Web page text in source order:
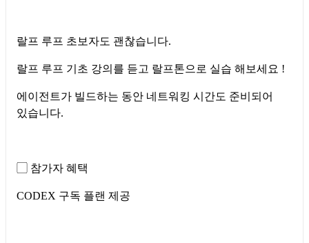
랄프 루프 초보자도 괜찮습니다.
랄프 루프 기초 강의를 듣고 랄프톤으로 실습 해보세요 !
에이전트가 빌드하는 동안 네트워킹 시간도 준비되어
있습니다.
▢ 참가자 혜택
CODEX 구독 플랜 제공